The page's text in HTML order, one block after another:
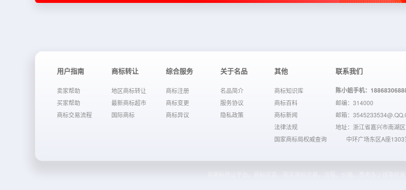
用户指南
卖家帮助
买家帮助
商标交易流程
商标转让
地区商标转让
最新商标超市
国际商标
综合服务
商标注册
商标变更
商标异议
关于名品
名品简介
服务协议
隐私政策
其他
商标知识库
商标百科
商标新闻
法律法规
国家商标局权威查询
联系我们
陈小姐手机：
邮编：314000
邮箱：
地址：浙江省嘉兴市南湖区
中环广场东区A座1303